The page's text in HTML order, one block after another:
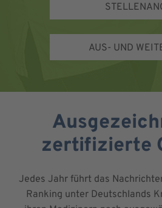
AUS- UND
zertifizierte
Jedes Jahr führt das
Ranking unter Deutschlands